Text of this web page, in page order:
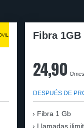
Fibra 1GB
24,90 €/mes
DESPUÉS DE
Fibra 1 Gb
Llamadas